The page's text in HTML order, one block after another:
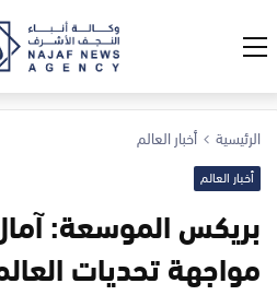
الرئيسية أخبار العالم
أخبار العالم
بريكس الموسعة:
مواجهة تحديات